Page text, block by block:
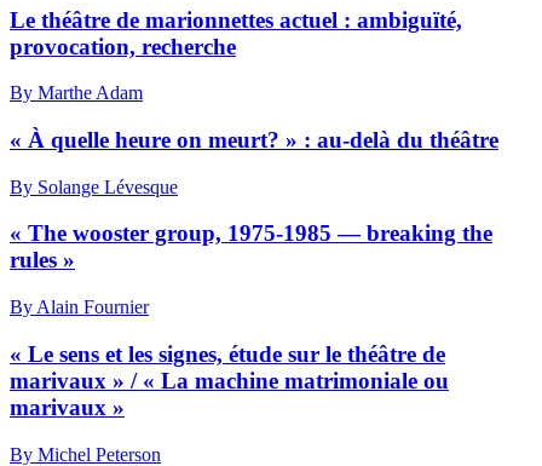
Le théâtre de marionnettes actuel : ambiguïté,
provocation, recherche
By Marthe Adam
« À quelle heure on meurt? » : au-delà du théâtre
By Solange Lévesque
« The wooster group, 1975-1985 — breaking the
rules »
By Alain Fournier
« Le sens et les signes, étude sur le théâtre de
marivaux » / « La machine matrimoniale ou
marivaux »
By Michel Peterson